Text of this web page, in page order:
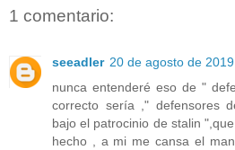
1 comentario:
seeadler 20 de agosto de
nunca entenderé eso de "
correcto sería ," defensores
bajo el patrocinio de stalin
hecho , a mi me cansa el